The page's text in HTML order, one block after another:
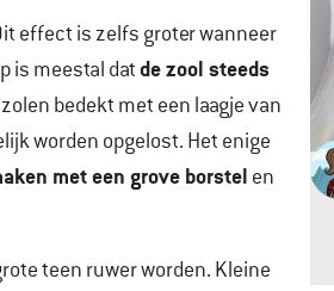
effect is zelfs groter wanneer
is meestal datde zool steeds
bedekt met een laagje van
worden opgelost. Het enige
met een grove borstel en
teen ruwer worden. Kleine